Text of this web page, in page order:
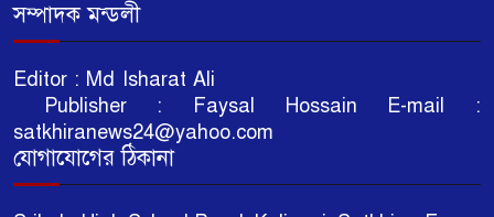
সম্পাদক মন্ডলী
Editor : Md Isharat Ali
Publisher : Faysal Hossain E-mail :
satkhiranews24@yahoo.com
যোগাযোগের ঠিকানা